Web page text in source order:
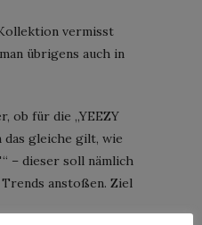
vermisst
übrigens auch in
ob für die „YEEZY
das gleiche gilt, wie
– dieser soll nämlich
anstoßen. Ziel